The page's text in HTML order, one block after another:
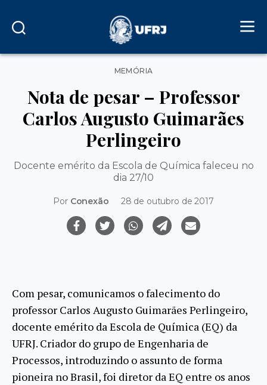
Categorias
MEMÓRIA
Nota de pesar – Professor
Carlos Augusto Guimarães
Perlingeiro
Docente emérito da Escola de Química faleceu no
dia 27/10
Por Conexão 28 de outubro de 2017
Com pesar, comunicamos o falecimento do
professor Carlos Augusto Guimarães Perlingeiro,
docente emérito da Escola de Química (EQ) da
UFRJ. Criador do grupo de Engenharia de
Processos, introduzindo o assunto de forma
pioneira no Brasil, foi diretor da EQ entre os anos